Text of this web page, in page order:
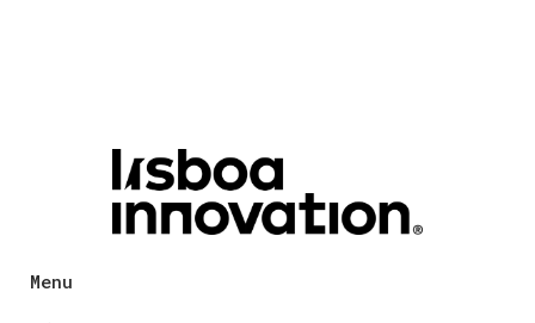
Menu